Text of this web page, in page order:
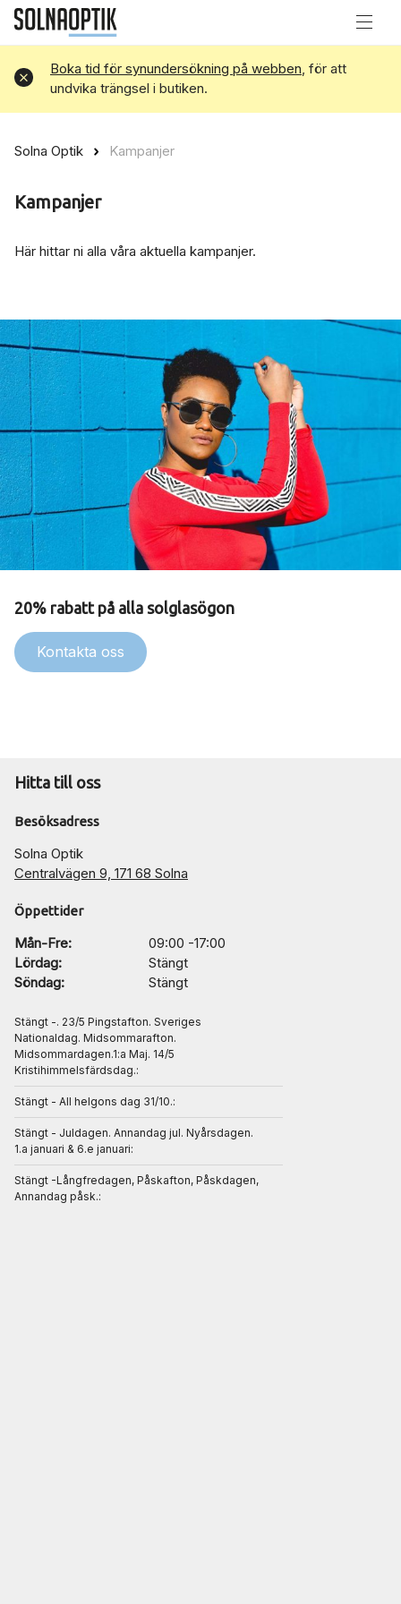
Boka tid för synundersökning på webben, för att
undvika trängsel i butiken.
Avvisa
Solna Optik Kampanjer
Kampanjer
Här hittar ni alla våra aktuella kampanjer.
20% rabatt på alla solglasögon
Kontakta oss
Hitta till oss
Besöksadress
Solna Optik
Centralvägen 9, 171 68 Solna
Öppettider
Mån-Fre:
09:00 -17:00
Lördag:
Stängt
Söndag:
Stängt
Stängt -. 23/5 Pingstafton. Sveriges
Nationaldag. Midsommarafton.
Midsommardagen.1:a Maj. 14/5
Kristihimmelsfärdsdag.:
Stängt - All helgons dag 31/10.:
Stängt - Juldagen. Annandag jul. Nyårsdagen.
1.a januari & 6.e januari:
Stängt -Långfredagen, Påskafton, Påskdagen,
Annandag påsk.: